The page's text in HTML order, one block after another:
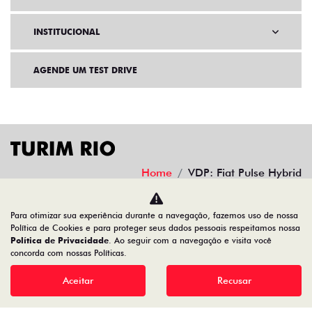
INSTITUCIONAL
AGENDE UM TEST DRIVE
Home VDP: Fiat Pulse Hybrid
Desacelere. Seu bem maior é a vida.
TURIM RIO VEICULOS LTDA
34.777.421/0003-07
Para otimizar sua experiência durante a navegação, fazemos uso de nossa
Política de Cookies e para proteger seus dados pessoais respeitamos nossa
Política de Privacidade. Ao seguir com a navegação e visita você
concorda com nossas Políticas.
Aceitar Recusar